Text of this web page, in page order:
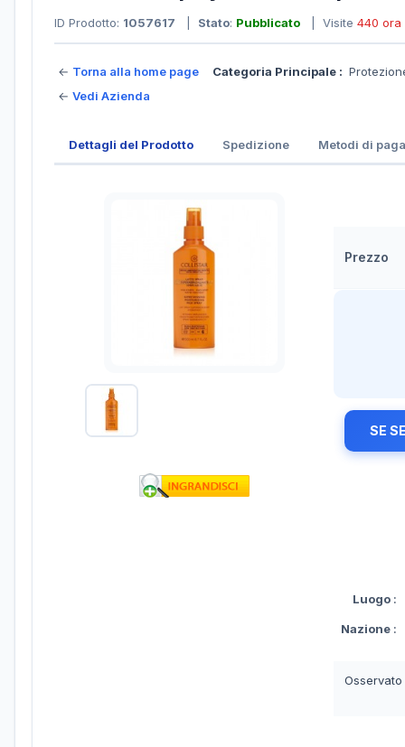
ID Prodotto: 1057617 Stato: Pubblicato | Visite 440 ora
← Torna alla home page
← Vedi Azienda
Categoria Principale :
Dettagli del Prodotto Spedizione Metodi di
Prezzo
SE
Luogo :
Nazione :